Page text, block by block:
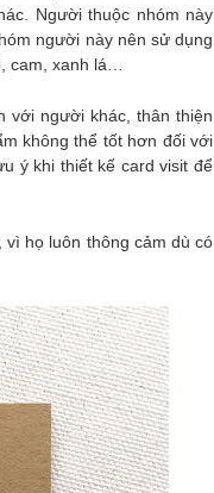
Người thuộc nhóm này
người này nên sử dụng
cam, xanh lá…
với người khác, thân thiện
không thể tốt hơn đối với
ý khi thiết kế card visit để
vì họ luôn thông cảm dù có